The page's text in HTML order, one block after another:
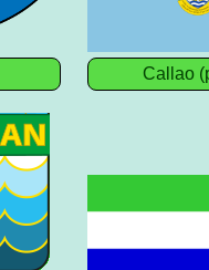
Callao